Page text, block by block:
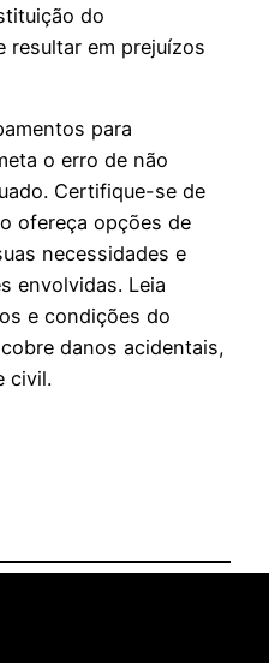
do
resultar em prejuízos
para
o erro de não
Certifique-se de
ofereça opções de
necessidades e
envolvidas. Leia
e condições do
danos acidentais,
civil.